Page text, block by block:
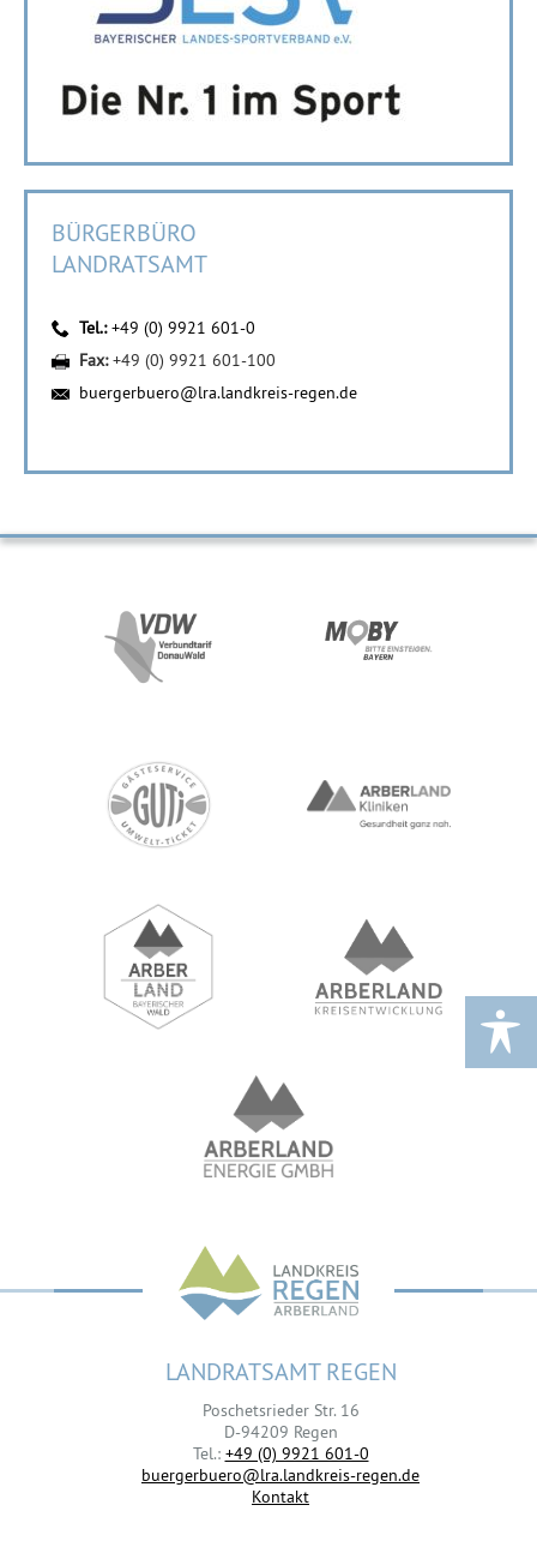
BÜRGERBÜRO
LANDRATSAMT
Tel.:+49 (0) 9921 601-0
Fax:+49 (0) 9921 601-100
buergerbuero@lra.landkreis-regen.de
LANDRATSAMT REGEN
Poschetsrieder Str. 16
D-94209 Regen
Tel.: +49 (0) 9921 601-0
buergerbuero@lra.landkreis-regen.de
Kontakt